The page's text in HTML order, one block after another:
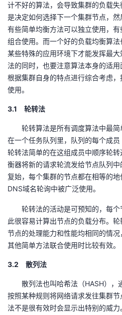
计不好的算法，会导致集群的负载
是决定如何选择下一个集群节点，然
有些简单均衡方法可以独立使用，
组合使用。而一个好的负载均衡算
某些特殊的应用环境下才能发挥最
法的同时，也要注意算法本身的适
根据集群自身的特点进行综合考虑
使用。
3.1 轮转法
轮转算法是所有调度算法中最简
在一个任务队列里，队列的每个成员
轮转法简单的在这组成员中顺序轮
衡器将新的请求轮流发给节点队列
复始，每个集群的节点都在相等的
DNS域名轮询中被广泛使用。
轮转法的活动是可预知的，每个
此很容易计算出节点的负载分布。
节点的处理能力和性能均相同的情
其他简单方法联合使用时比较有效。
3.2 散列法
散列法也叫哈希法（HASH），通
按照某种规则将网络请求发往集群
法不是很有效时会显示出特别的威